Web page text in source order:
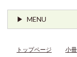
MENU
トップページ 小